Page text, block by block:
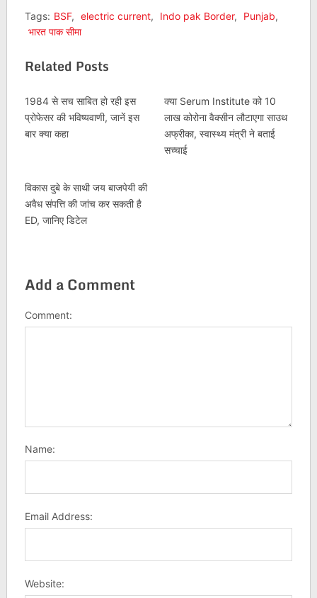
Tags: BSF, electric current, Indo pak Border, Punjab,
भारत पाक सीमा
Related Posts
1984 से सच साबित हो रही इस
प्रोफेसर की भविष्यवाणी, जानें इस
बार क्या कहा
क्या Serum Institute को 10
लाख कोरोना वैक्सीन लौटाएगा साउथ
अफ्रीका, स्वास्थ्य मंत्री ने बताई
सच्चाई
विकास दुबे के साथी जय बाजपेयी की
अवैध संपत्ति की जांच कर सकती है
ED, जानिए डिटेल
Add a Comment
Comment:
Name:
Email Address:
Website: